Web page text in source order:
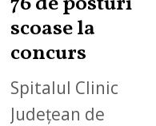
scoase la
concurs
Spitalul Clinic
Județean de